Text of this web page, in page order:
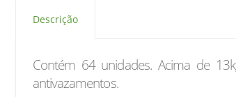
Descrição
Contém 64 unidades. Acima de
antivazamentos.